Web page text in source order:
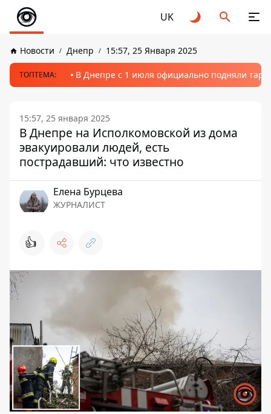
UK
Новости Днепр 15:57, 25 Января 2025
ТОПТЕМА: В Днепре с 1 июля официально подняли
15:57, 25 января 2025
В Днепре на Исполкомовской из дома
эвакуировали людей, есть
пострадавший: что известно
Елена Бурцева
ЖУРНАЛИСТ
👍